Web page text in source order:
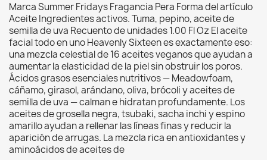
Marca Summer Fridays Fragancia Pera Forma del artículo
Aceite Ingredientes activos. Tuma, pepino, aceite de
semilla de uva Recuento de unidades 1.00 Fl Oz El aceite
facial todo en uno Heavenly Sixteen es exactamente eso:
una mezcla celestial de 16 aceites veganos que ayudan a
aumentar la elasticidad de la piel sin obstruir los poros.
Ácidos grasos esenciales nutritivos — Meadowfoam,
cáñamo, girasol, arándano, oliva, brócoli y aceites de
semilla de uva — calman e hidratan profundamente. Los
aceites de grosella negra, tsubaki, sacha inchi y espino
amarillo ayudan a rellenar las líneas finas y reducir la
aparición de arrugas. La mezcla rica en antioxidantes y
aminoácidos de aceites de